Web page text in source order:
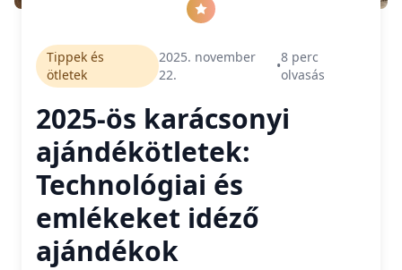
Tippek és
ötletek
2025. november
22.
•
8 perc
olvasás
2025-ös karácsonyi
ajándékötletek:
Technológiai és
emlékeket idéző
ajándékok